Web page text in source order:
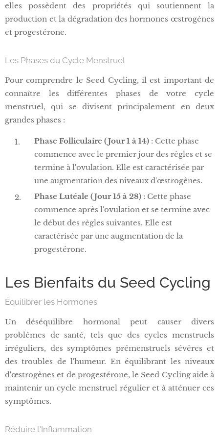
elles possèdent des propriétés qui soutiennent la
production et la dégradation des hormones œstrogènes
et progestérone.
Les Phases du Cycle Menstruel
Pour comprendre le Seed Cycling, il est important de
connaître les différentes phases de votre cycle
menstruel, qui se divisent principalement en deux
grandes phases :
Phase Folliculaire (Jour 1 à 14) : Cette phase
commence avec le premier jour des règles et se
termine à l'ovulation. Elle est caractérisée par
une augmentation des niveaux d'œstrogènes.
Phase Lutéale (Jour 15 à 28) : Cette phase
commence après l'ovulation et se termine avec
le début des règles suivantes. Elle est
caractérisée par une augmentation de la
progestérone.
Les Bienfaits du Seed Cycling
Équilibrer les Hormones
Un déséquilibre hormonal peut causer divers
problèmes de santé, tels que des cycles menstruels
irréguliers, des symptômes prémenstruels sévères et
des troubles de l'humeur. En équilibrant les niveaux
d'œstrogènes et de progestérone, le Seed Cycling aide à
maintenir un cycle menstruel régulier et à atténuer ces
symptômes.
Réduire l'Inflammation